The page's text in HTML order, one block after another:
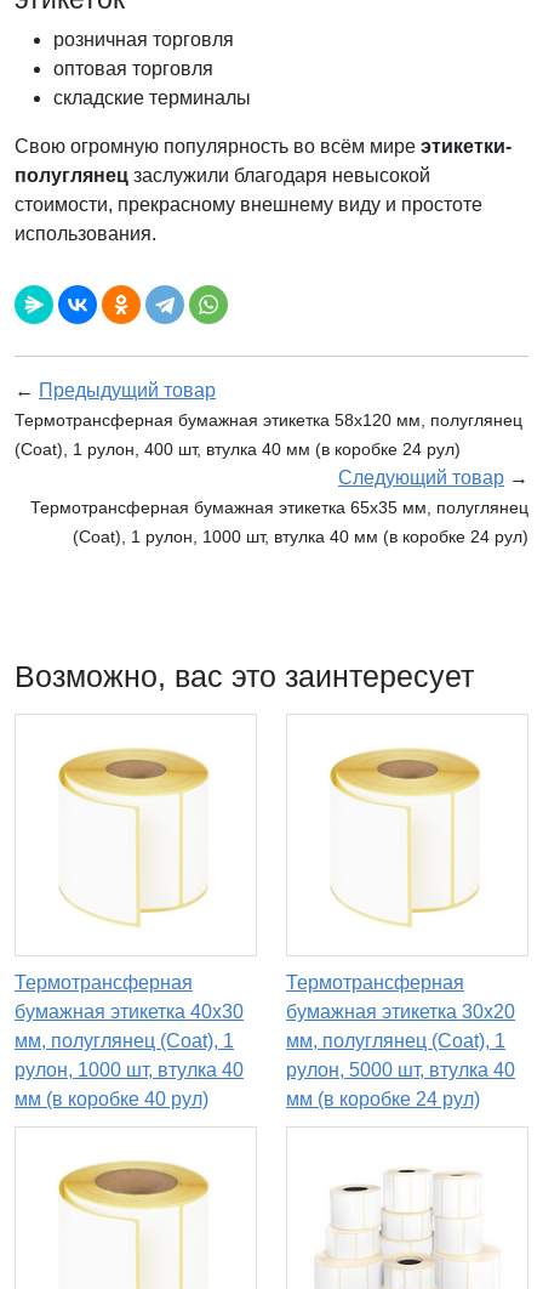
розничная торговля
оптовая торговля
складские терминалы
Свою огромную популярность во всём мире этикетки-
полуглянец заслужили благодаря невысокой
стоимости, прекрасному внешнему виду и простоте
использования.
← Предыдущий товар
Термотрансферная бумажная этикетка 58х120 мм, полуглянец
(Coat), 1 рулон, 400 шт, втулка 40 мм (в коробке 24 рул)
Следующий товар →
Термотрансферная бумажная этикетка 65х35 мм, полуглянец
(Coat), 1 рулон, 1000 шт, втулка 40 мм (в коробке 24 рул)
Возможно, вас это заинтересует
Термотрансферная
бумажная этикетка 40х30
мм, полуглянец (Coat), 1
рулон, 1000 шт, втулка 40
мм (в коробке 40 рул)
Термотрансферная
бумажная этикетка 30х20
мм, полуглянец (Coat), 1
рулон, 5000 шт, втулка 40
мм (в коробке 24 рул)